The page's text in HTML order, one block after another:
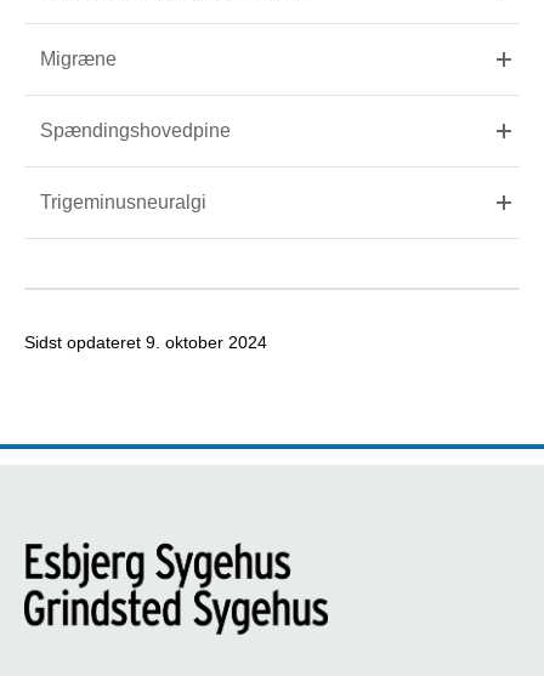
Migræne
Spændingshovedpine
Trigeminusneuralgi
Sidst opdateret 9. oktober 2024